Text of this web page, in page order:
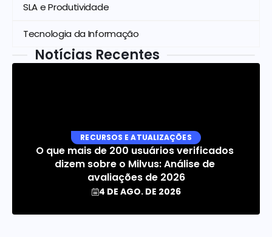
SLA e Produtividade
Tecnologia da Informação
Notícias Recentes
RECURSOS E ATUALIZAÇÕES
O que mais de 200 usuários verificados
dizem sobre o Milvus: Análise de
avaliações de 2026
4 DE AGO. DE 2026